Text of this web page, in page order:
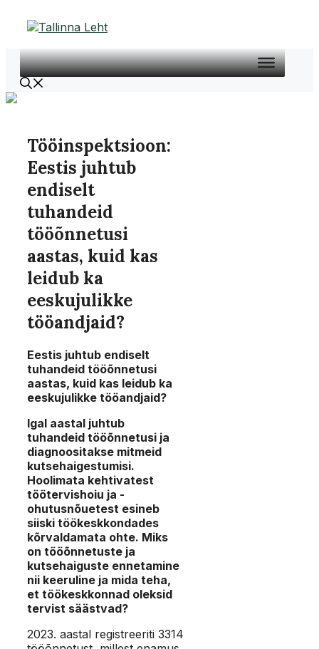
Tööinspektsioon:
Eestis juhtub
endiselt
tuhandeid
tööõnnetusi
aastas, kuid kas
leidub ka
eeskujulikke
tööandjaid?
Eestis juhtub endiselt
tuhandeid tööõnnetusi
aastas, kuid kas leidub ka
eeskujulikke tööandjaid?
Igal aastal juhtub
tuhandeid tööõnnetusi ja
diagnoositakse mitmeid
kutsehaigestumisi.
Hoolimata kehtivatest
töötervishoiu ja -
ohutusnõuetest esineb
siiski töökeskkondades
kõrvaldamata ohte. Miks
on tööõnnetuste ja
kutsehaiguste ennetamine
nii keeruline ja mida teha,
et töökeskkonnad oleksid
tervist säästvad?
2023. aastal registreeriti 3314